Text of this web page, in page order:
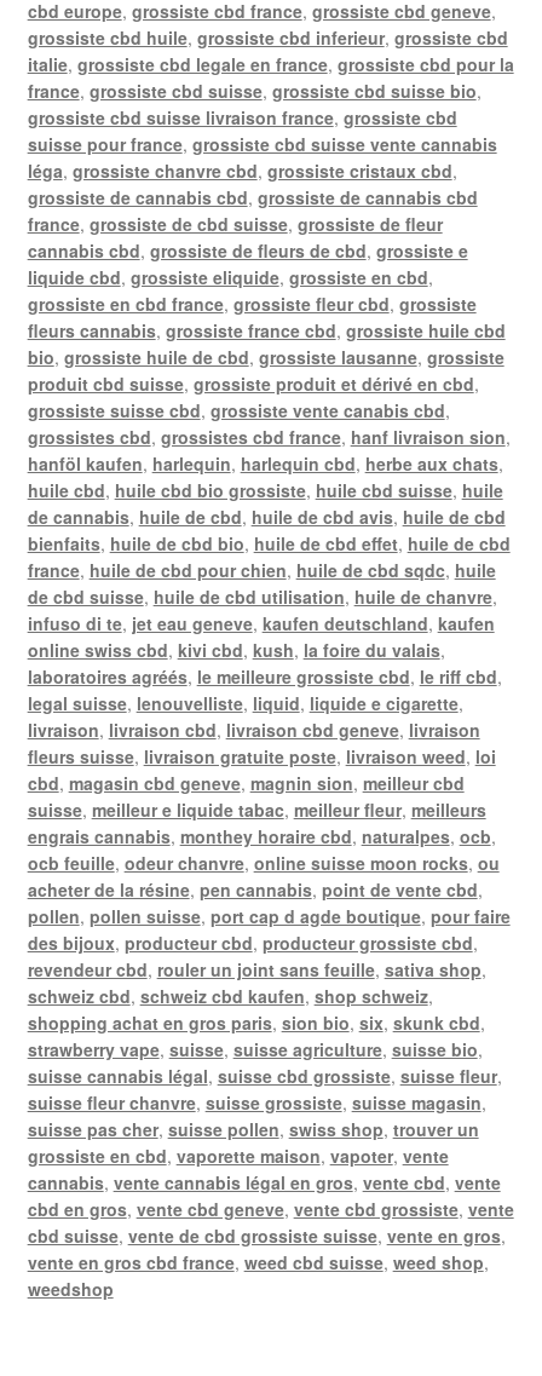
cbd europe, grossiste cbd france, grossiste cbd geneve,
grossiste cbd huile, grossiste cbd inferieur, grossiste cbd
italie, grossiste cbd legale en france, grossiste cbd pour la
france, grossiste cbd suisse, grossiste cbd suisse bio,
grossiste cbd suisse livraison france, grossiste cbd
suisse pour france, grossiste cbd suisse vente cannabis
léga, grossiste chanvre cbd, grossiste cristaux cbd,
grossiste de cannabis cbd, grossiste de cannabis cbd
france, grossiste de cbd suisse, grossiste de fleur
cannabis cbd, grossiste de fleurs de cbd, grossiste e
liquide cbd, grossiste eliquide, grossiste en cbd,
grossiste en cbd france, grossiste fleur cbd, grossiste
fleurs cannabis, grossiste france cbd, grossiste huile cbd
bio, grossiste huile de cbd, grossiste lausanne, grossiste
produit cbd suisse, grossiste produit et dérivé en cbd,
grossiste suisse cbd, grossiste vente canabis cbd,
grossistes cbd, grossistes cbd france, hanf livraison sion,
hanföl kaufen, harlequin, harlequin cbd, herbe aux chats,
huile cbd, huile cbd bio grossiste, huile cbd suisse, huile
de cannabis, huile de cbd, huile de cbd avis, huile de cbd
bienfaits, huile de cbd bio, huile de cbd effet, huile de cbd
france, huile de cbd pour chien, huile de cbd sqdc, huile
de cbd suisse, huile de cbd utilisation, huile de chanvre,
infuso di te, jet eau geneve, kaufen deutschland, kaufen
online swiss cbd, kivi cbd, kush, la foire du valais,
laboratoires agréés, le meilleure grossiste cbd, le riff cbd,
legal suisse, lenouvelliste, liquid, liquide e cigarette,
livraison, livraison cbd, livraison cbd geneve, livraison
fleurs suisse, livraison gratuite poste, livraison weed, loi
cbd, magasin cbd geneve, magnin sion, meilleur cbd
suisse, meilleur e liquide tabac, meilleur fleur, meilleurs
engrais cannabis, monthey horaire cbd, naturalpes, ocb,
ocb feuille, odeur chanvre, online suisse moon rocks, ou
acheter de la résine, pen cannabis, point de vente cbd,
pollen, pollen suisse, port cap d agde boutique, pour faire
des bijoux, producteur cbd, producteur grossiste cbd,
revendeur cbd, rouler un joint sans feuille, sativa shop,
schweiz cbd, schweiz cbd kaufen, shop schweiz,
shopping achat en gros paris, sion bio, six, skunk cbd,
strawberry vape, suisse, suisse agriculture, suisse bio,
suisse cannabis légal, suisse cbd grossiste, suisse fleur,
suisse fleur chanvre, suisse grossiste, suisse magasin,
suisse pas cher, suisse pollen, swiss shop, trouver un
grossiste en cbd, vaporette maison, vapoter, vente
cannabis, vente cannabis légal en gros, vente cbd, vente
cbd en gros, vente cbd geneve, vente cbd grossiste, vente
cbd suisse, vente de cbd grossiste suisse, vente en gros,
vente en gros cbd france, weed cbd suisse, weed shop,
weedshop